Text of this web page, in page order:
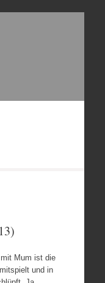
Mum ist die
und in